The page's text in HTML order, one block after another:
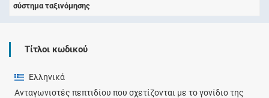
σύστημα ταξινόμησης
Τίτλοι κωδικού
Ελληνικά
Ανταγωνιστές πεπτιδίου που σχετίζονται με το γονίδιο της